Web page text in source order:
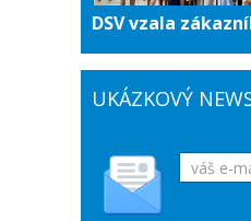
DSV vzala
UKÁZKOVÝ